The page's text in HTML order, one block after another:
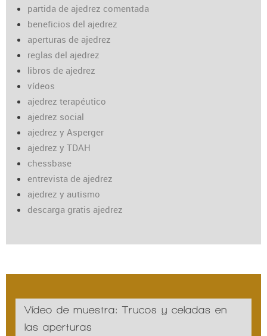
partida de ajedrez comentada
beneficios del ajedrez
aperturas de ajedrez
reglas del ajedrez
libros de ajedrez
vídeos
ajedrez terapéutico
ajedrez social
ajedrez y Asperger
ajedrez y TDAH
chessbase
entrevista de ajedrez
ajedrez y autismo
descarga gratis ajedrez
Vídeo de muestra: Trucos y celadas en
las aperturas